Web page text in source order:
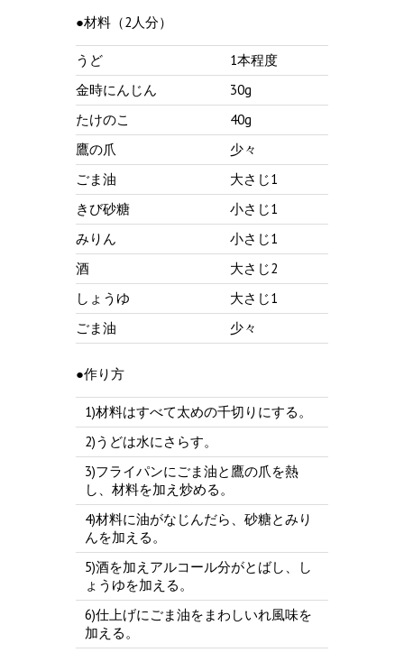
●材料（2人分）
うど
1本程度
金時にんじん
30g
たけのこ
40g
鷹の爪
少々
ごま油
大さじ1
きび砂糖
小さじ1
みりん
小さじ1
酒
大さじ2
しょうゆ
大さじ1
ごま油
少々
●作り方
1)材料はすべて太めの千切りにする。
2)うどは水にさらす。
3)フライパンにごま油と鷹の爪を熱
し、材料を加え炒める。
4)材料に油がなじんだら、砂糖とみり
んを加える。
5)酒を加えアルコール分がとばし、し
ょうゆを加える。
6)仕上げにごま油をまわしいれ風味を
加える。